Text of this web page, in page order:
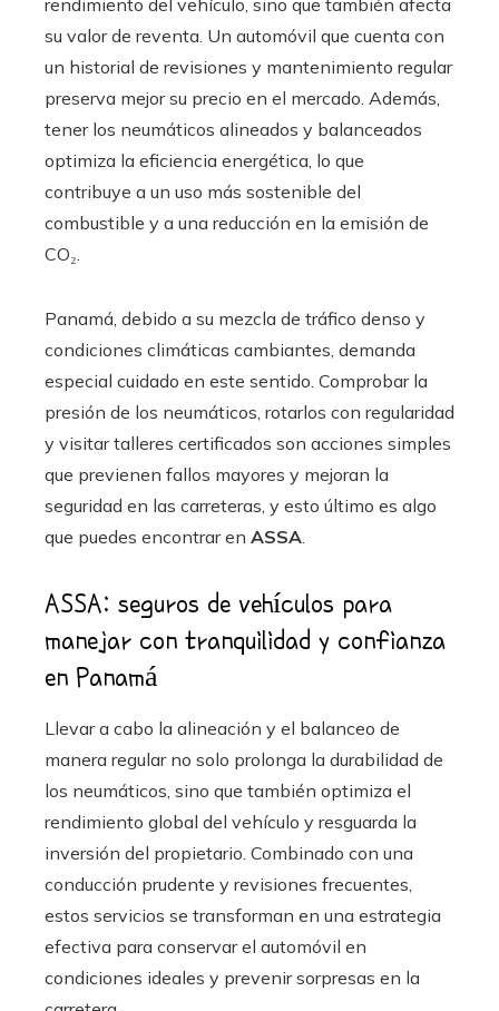
su valor de reventa. Un automóvil que cuenta con
un historial de revisiones y mantenimiento regular
preserva mejor su precio en el mercado. Además,
tener los neumáticos alineados y balanceados
optimiza la eficiencia energética, lo que
contribuye a un uso más sostenible del
combustible y a una reducción en la emisión de
CO₂.
Panamá, debido a su mezcla de tráfico denso y
condiciones climáticas cambiantes, demanda
especial cuidado en este sentido. Comprobar la
presión de los neumáticos, rotarlos con regularidad
y visitar talleres certificados son acciones simples
que previenen fallos mayores y mejoran la
seguridad en las carreteras, y esto último es algo
que puedes encontrar en ASSA
ASSA: seguros de vehículos para
manejar con tranquilidad y confianza
en Panamá
Llevar a cabo la alineación y el balanceo de
manera regular no solo prolonga la durabilidad de
los neumáticos, sino que también optimiza el
rendimiento global del vehículo y resguarda la
inversión del propietario. Combinado con una
conducción prudente y revisiones frecuentes,
estos servicios se transforman en una estrategia
efectiva para conservar el automóvil en
condiciones ideales y prevenir sorpresas en la